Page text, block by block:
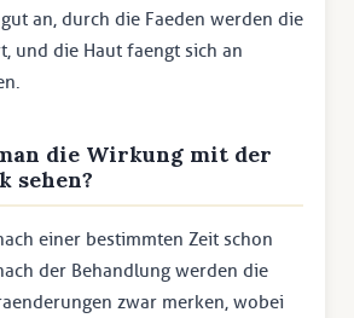
an, durch die Faeden werden die
und die Haut faengt sich an
die Wirkung mit der
sehen?
einer bestimmten Zeit schon
der Behandlung werden die
zwar merken, wobei